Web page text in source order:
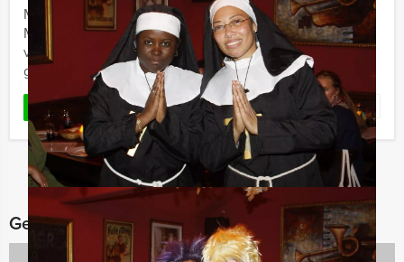
Maak kennis met de Crime City Brunch Game in
Middelburg van Holland Tour Guides: een hypermodern,
virtueel GPS spel in combinatie mét een overheerlijk 3-
gangen brunch.
LEES MEER Favoriet
Gerelateerde categorieën